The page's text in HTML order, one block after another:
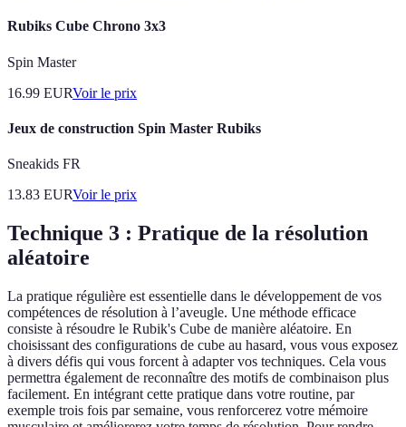
Rubiks Cube Chrono 3x3
Spin Master
16.99 EURVoir le prix
Jeux de construction Spin Master Rubiks
Sneakids FR
13.83 EURVoir le prix
Technique 3 : Pratique de la résolution
aléatoire
La pratique régulière est essentielle dans le développement de vos
compétences de résolution à l’aveugle. Une méthode efficace
consiste à résoudre le Rubik's Cube de manière aléatoire. En
choisissant des configurations de cube au hasard, vous vous exposez
à divers défis qui vous forcent à adapter vos techniques. Cela vous
permettra également de reconnaître des motifs de combinaison plus
facilement. En intégrant cette pratique dans votre routine, par
exemple trois fois par semaine, vous renforcerez votre mémoire